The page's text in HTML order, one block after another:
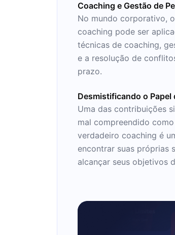
Coaching e Gestão de
No mundo corporativo,
coaching pode ser
técnicas de coaching,
e a resolução de
prazo.
Desmistificando o Papel
Uma das contribuições
mal compreendido
verdadeiro coaching é
encontrar suas próprias
alcançar seus objetivos